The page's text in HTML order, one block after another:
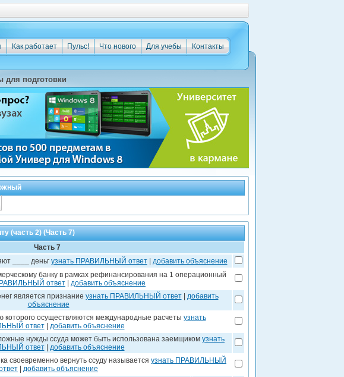
Контакты
Для учебы
Что нового
Пульс!
Как работает
для подготовки
(часть 2) (Часть 7)
Часть 7
____ деньг узнать ПРАВИЛЬНЫЙ ответ| добавить объяснение
банку в рамках рефинансирования на 1 операционный
ответ добавить объяснение
является признание узнать ПРАВИЛЬНЫЙ ответ| добавить
объяснение
которого осуществляются международные расчеты узнать
ответ| добавить объяснение
нужды ссуда может быть использована заемщиком узнать
ответ| добавить объяснение
своевременно вернуть ссуду называется узнать ПРАВИЛЬНЫЙ
добавить объяснение